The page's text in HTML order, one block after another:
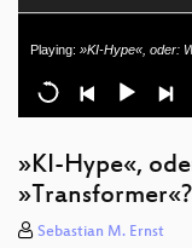
Never ever
Corporate
RocketLang -
Playing: »KI-Hype«, oder:
»KI-Hype«,
»Transformer«?
Sebastian M. Ernst